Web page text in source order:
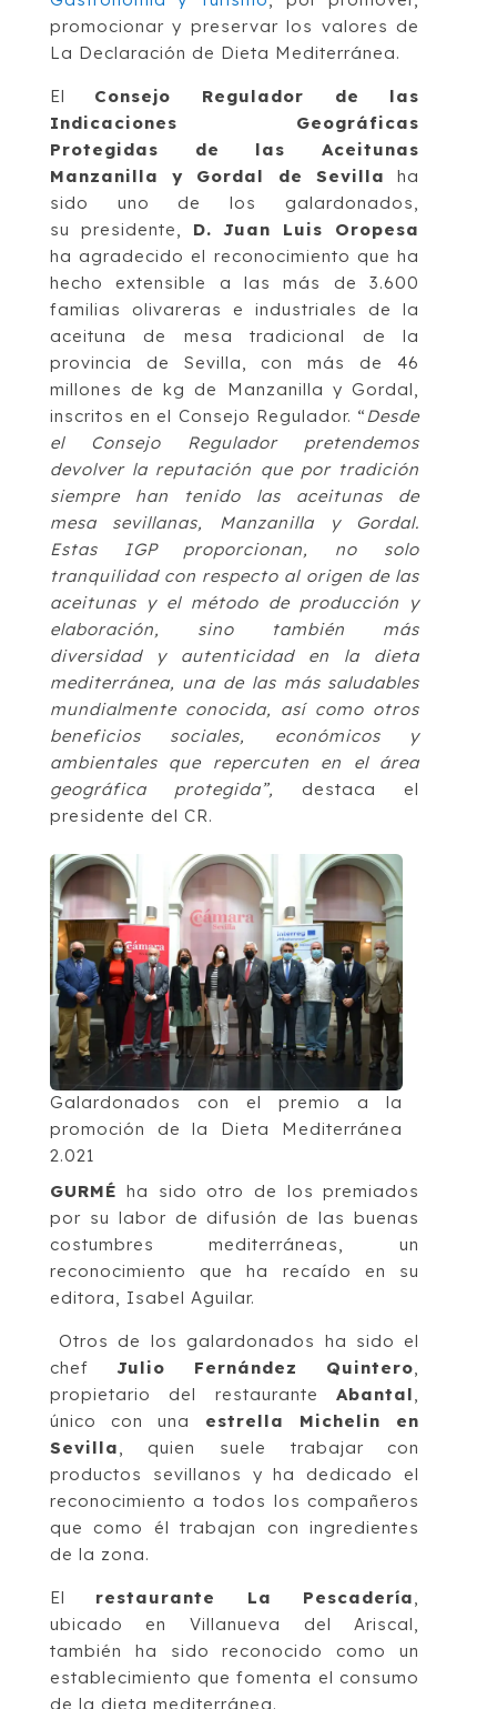
promocionar y preservar los valores de
La Declaración de Dieta Mediterránea.
El Consejo Regulador de las
Indicaciones Geográficas
Protegidas de las Aceitunas
Manzanilla y Gordal de Sevilla
ha
sido uno de los galardonados,
su presidente, D. Juan Luis Oropesa
ha agradecido el reconocimiento que ha
hecho extensible a las más de 3.600
familias olivareras e industriales de la
aceituna de mesa tradicional de la
provincia de Sevilla, con más de 46
millones de kg de Manzanilla y Gordal,
inscritos en el Consejo Regulador. “ Desde
el Consejo Regulador pretendemos
devolver la reputación que por tradición
siempre han tenido las aceitunas de
mesa sevillanas, Manzanilla y Gordal.
Estas IGP proporcionan, no solo
tranquilidad con respecto al origen de las
aceitunas y el método de producción y
elaboración, sino también más
diversidad y autenticidad en la dieta
mediterránea, una de las más saludables
mundialmente conocida, así como otros
beneficios sociales, económicos y
ambientales que repercuten en el área
geográfica protegida”, destaca el
presidente del CR.
Galardonados con el premio a la
promoción de la Dieta Mediterránea
2.021
GURMÉ ha sido otro de los premiados
por su labor de difusión de las buenas
costumbres mediterráneas, un
reconocimiento que ha recaído en su
editora, Isabel Aguilar.
Otros de los galardonados ha sido el
chef Julio Fernández Quintero
propietario del restauranteAbantal
único con una estrella Michelin en
Sevilla , quien suele trabajar con
productos sevillanos y ha dedicado el
reconocimiento a todos los compañeros
que como él trabajan con ingredientes
de la zona.
El restaurante La Pescadería
ubicado en Villanueva del Ariscal,
también ha sido reconocido como un
establecimiento que fomenta el consumo
de la dieta mediterránea.